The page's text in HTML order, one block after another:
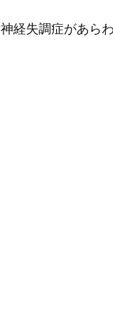
経失調症があら